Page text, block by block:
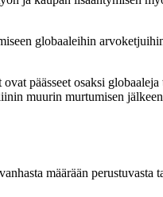
globaaleihin
päässeet osaksi
muurin murtumisen
määrään